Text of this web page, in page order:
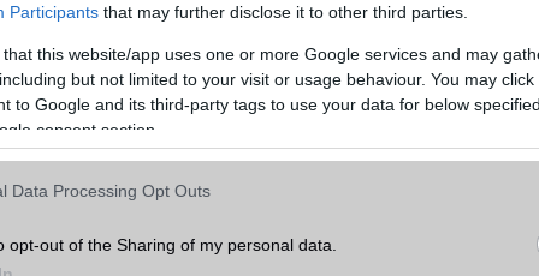
Participants that may further disclose it to other third parties.
that this website/app uses one or more Google services and may
but not limited to your visit or usage behaviour. You may
to Google and its third-party tags to use your data for below
consent section.
Data Processing Opt Outs
opt-out of the Sharing of my personal data.
legfrissebb híreink között!
linkek: